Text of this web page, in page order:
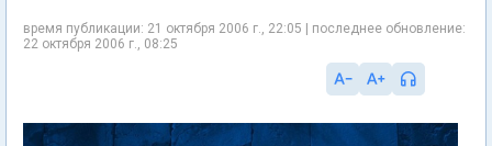
время публикации: 21 октября 2006 г., 22:05 | последнее обновление:
22 октября 2006 г., 08:25